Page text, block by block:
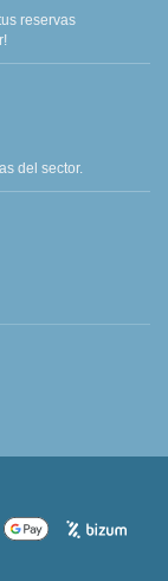
reservas
del sector.